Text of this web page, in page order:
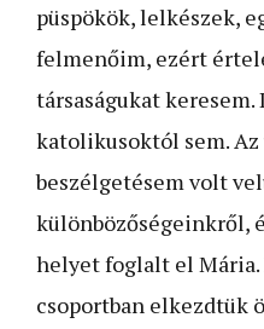
püspökök, lelkészek,
felmenőim, ezért
társaságukat
katolikusoktól sem. Az
beszélgetésem volt
különbözőségeinkről,
helyet foglalt el
csoportban elkezdtük